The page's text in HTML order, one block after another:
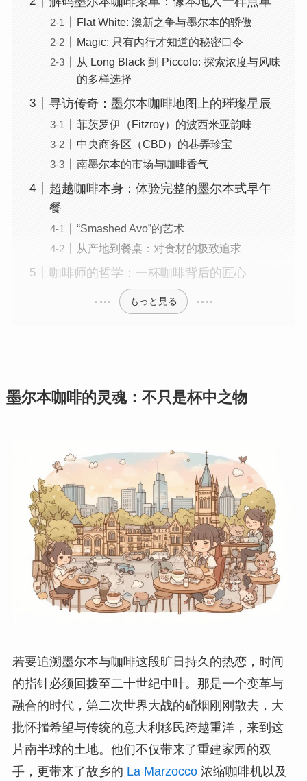
Flat White: 澳新之争与墨尔本的骄傲
Magic: 只有内行才知道的秘密口令
从 Long Black 到 Piccolo: 探索浓度与风味
的多样选择
寻访传奇：墨尔本咖啡地图上的璀璨星辰
菲茨罗伊（Fitzroy）的波西米亚韵味
中央商务区（CBD）的巷弄珍宝
南墨尔本的市场与咖啡香气
超越咖啡本身：体验完整的墨尔本式早午
餐
“Smashed Avo”的艺术
从产地到餐桌：对食材的极致追求
咖啡师的哲学：一杯咖啡背后的匠心
もっと見る
墨尔本咖啡的灵魂：不只是杯中之物
若要追溯墨尔本与咖啡这段旷日持久的热恋，时间
的指针必须回拨至二十世纪中叶。那是一个变革与
融合的时代，第二次世界大战的硝烟刚刚散去，大
批怀揣希望与传统的意大利移民跨越重洋，来到这
片南半球的土地。他们不仅带来了重建家园的双
手，更带来了故乡的 La Marzocco浓缩咖啡机以及